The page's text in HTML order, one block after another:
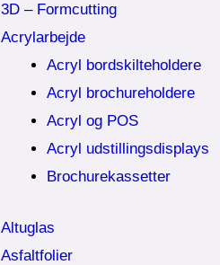
3D – Formcutting
Acrylarbejde
Acryl bordskilteholdere
Acryl brochureholdere
Acryl og POS
Acryl udstillingsdisplays
Brochurekassetter
Altuglas
Asfaltfolier